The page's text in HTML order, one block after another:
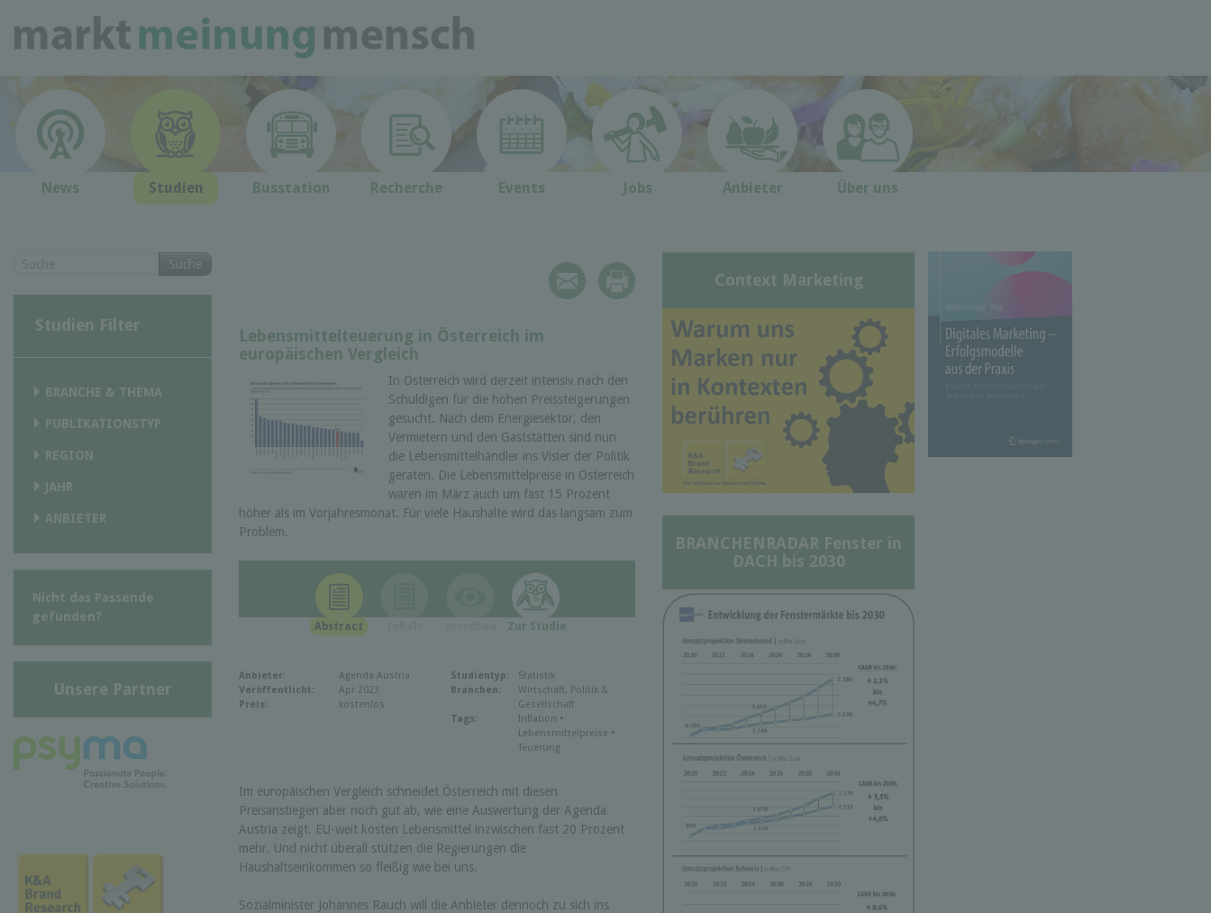
News Studien Busstation Recherche Events Jobs Anbieter Über uns
Lebensmittelteuerung in Österreich im
europäischen Vergleich
In Österreich wird derzeit intensiv nach den
Schuldigen für die hohen Preissteigerungen
gesucht. Nach dem Energiesektor, den
Vermietern und den Gaststätten sind nun
die Lebensmittelhändler ins Visier der Politik
geraten. Die Lebensmittelpreise in Österreich
waren im März auch um fast 15 Prozent
höher als im Vorjahresmonat. Für viele Haushalte wird das langsam zum
Problem.
Abstract Zur Studie
Anbieter:
Agenda Austria
Veröffentlicht:
Apr 2023
Preis:
kostenlos
Studientyp:
Statistik
Branchen:
Wirtschaft, Politik &
Gesellschaft
Tags:
Inflation •
Lebensmittelpreise •
Teuerung
Im europäischen Vergleich schneidet Österreich mit diesen
Preisanstiegen aber noch gut ab, wie eine Auswertung der Agenda
Austria zeigt. EU-weit kosten Lebensmittel inzwischen fast 20 Prozent
mehr. Und nicht überall stützen die Regierungen die
Haushaltseinkommen so fleißig wie bei uns.
Sozialminister Johannes Rauch will die Anbieter dennoch zu sich ins
Suche
Studien Filter
BRANCHE & THEMA
PUBLIKATIONSTYP
REGION
JAHR
ANBIETER
Nicht das Passende
gefunden?
Unsere Partner
Context Marketing
BRANCHENRADAR Fenster in
DACH bis 2030